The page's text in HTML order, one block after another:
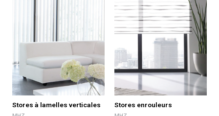
Stores à lamelles verticales Stores enrouleurs